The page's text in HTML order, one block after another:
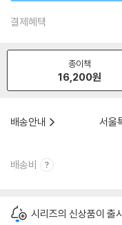
결제혜택
종이책
16,200원
배송안내
서울
배송비
시리즈의 신상품이 출